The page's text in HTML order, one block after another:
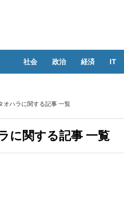
社会 政治 経済 IT
オハラに関する記事 一覧
に関する記事 一覧